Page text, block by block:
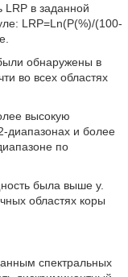
в заданной
LRP=Ln(P(%)/(100-
обнаружены в
во всех областях
высокую
диапазонах и более
по
была выше у.
областях коры
спектральных